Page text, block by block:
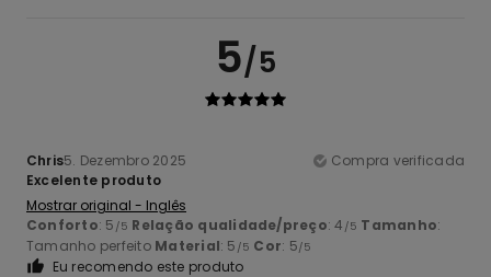
5/5
Chris5. Dezembro 2025
Compra verificada
Excelente produto
Mostrar original - Inglês
Conforto: 5 /5 Relação qualidade/preço: 4 /5 Tamanho:
Tamanho perfeito Material: 5 /5 Cor: 5/5
Eu recomendo este produto